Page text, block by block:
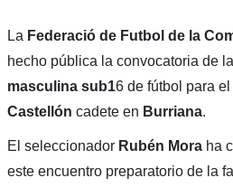
La Federació de Futbol de la
hecho pública la convocatoria de la
masculina sub16 de fútbol para
Castellón cadete en Burriana.
El seleccionador Rubén Mora ha
este encuentro preparatorio de la